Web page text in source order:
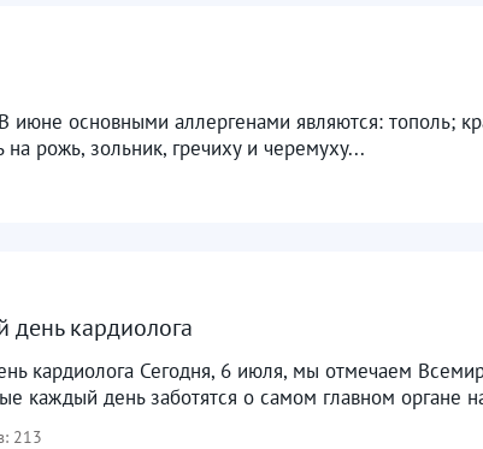
основными аллергенами являются: тополь;
рожь, зольник, гречиху и черемуху...
кардиолога
кардиолога Сегодня, 6 июля, мы отмечаем
каждый день заботятся о самом главном органе
213